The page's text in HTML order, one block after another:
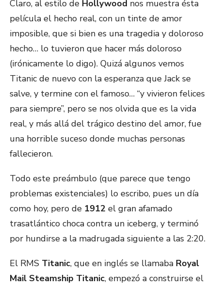
Claro, al estilo de Hollywood nos muestra ésta
película el hecho real, con un tinte de amor
imposible, que si bien es una tragedia y doloroso
hecho… lo tuvieron que hacer más doloroso
(irónicamente lo digo). Quizá algunos vemos
Titanic de nuevo con la esperanza que Jack se
salve, y termine con el famoso… “y vivieron felices
para siempre”, pero se nos olvida que es la vida
real, y más allá del trágico destino del amor, fue
una horrible suceso donde muchas personas
fallecieron.
Todo este preámbulo (que parece que tengo
problemas existenciales) lo escribo, pues un día
como hoy, pero de 1912 el gran afamado
trasatlántico choca contra un iceberg, y terminó
por hundirse a la madrugada siguiente a las 2:20.
El RMS Titanic, que en inglés se llamaba Royal
Mail Steamship Titanic, empezó a construirse el